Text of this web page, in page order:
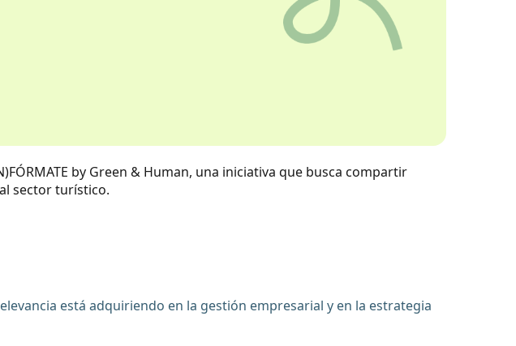
by Green & Human, una iniciativa que busca compartir
sector turístico.
está adquiriendo en la gestión empresarial y en la estrategia